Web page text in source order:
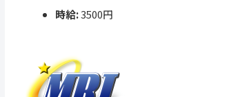
時給:3500円